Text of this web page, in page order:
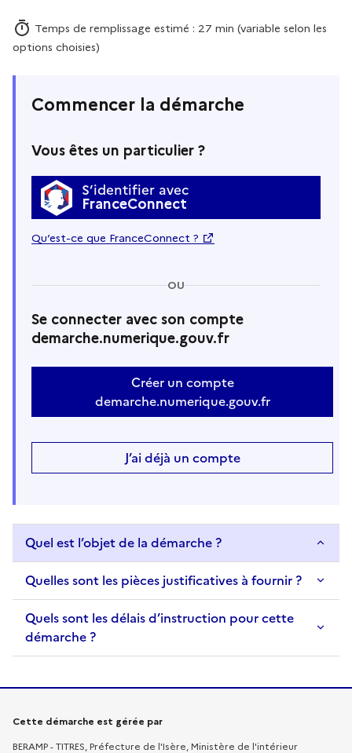
Temps de remplissage estimé : 27 min (variable selon les
options choisies)
Commencer la démarche
Vous êtes un particulier ?
S’identifier avec
FranceConnect
Qu’est-ce que FranceConnect ?
OU
Se connecter avec son compte
demarche.numerique.gouv.fr
Créer un compte
demarche.numerique.gouv.fr
J’ai déjà un compte
Quel est l’objet de la démarche ?
Quelles sont les pièces justificatives à fournir ?
Quels sont les délais d’instruction pour cette
démarche ?
Informations sur la démarche
Cette démarche est gérée par
BERAMP - TITRES, Préfecture de l'Isère, Ministère de l'intérieur